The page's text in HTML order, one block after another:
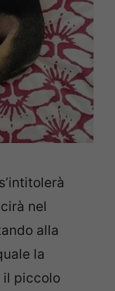
nel
alla
la
il piccolo